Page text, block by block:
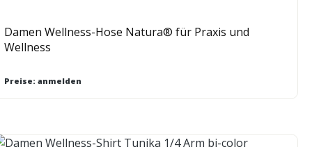
Damen Wellness-Hose Natura® für Praxis und
Wellness
Preise: anmelden